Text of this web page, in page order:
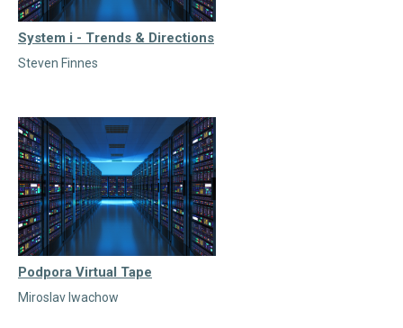
System i - Trends & Directions
Steven Finnes
Podpora Virtual Tape
Miroslav Iwachow